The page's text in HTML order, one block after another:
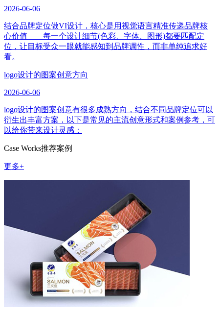
2026-06-06
结合品牌定位做VI设计，核心是用视觉语言精准传递品牌核
心价值——每一个设计细节(色彩、字体、图形)都要匹配定
位，让目标受众一眼就能感知到品牌调性，而非单纯追求好
看。
logo设计的图案创意方向
2026-06-06
logo设计的图案创意有很多成熟方向，结合不同品牌定位可以
衍生出丰富方案，以下是常见的主流创意形式和案例参考，可
以给你带来设计灵感：
Case Works推荐案例
更多+